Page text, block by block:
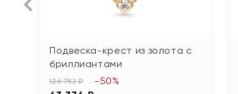
Подвеска-крест из золота с
бриллиантами
126 752 ₽ -50%